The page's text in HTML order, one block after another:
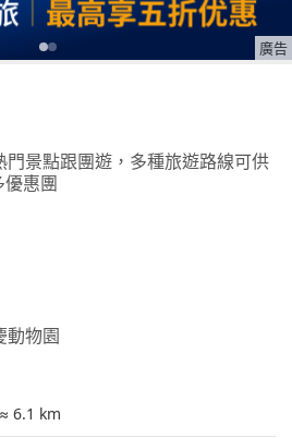
廣告
門景點跟團遊，多種旅遊路線可供
惠團
動物園
≈ 6.1 km